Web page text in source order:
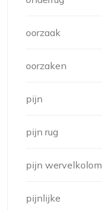
oorzaak
oorzaken
pijn
pijn rug
pijn wervelkolom
pijnlijke